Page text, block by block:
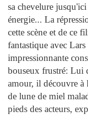
sa chevelure
énergie... La
cette scène et de ce
fantastique avec
impressionnante
bouseux frustré: Lui
amour, il découvre à
de lune de miel
pieds des acteurs,